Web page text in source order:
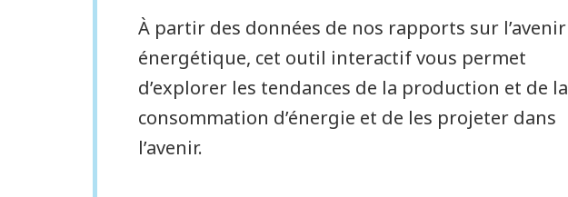
À partir des données de nos rapports sur l’avenir
énergétique, cet outil interactif vous permet
d’explorer les tendances de la production et de la
consommation d’énergie et de les projeter dans
l’avenir.